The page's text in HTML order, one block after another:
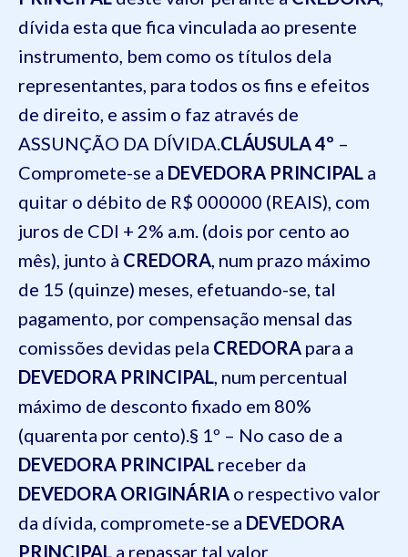
dívida esta que fica vinculada ao presente
instrumento, bem como os títulos dela
representantes, para todos os fins e efeitos
de direito, e assim o faz através de
ASSUNÇÃO DA DÍVIDA.CLÁUSULA 4º –
Compromete-se a DEVEDORA PRINCIPAL a
quitar o débito de R$ 000000 (REAIS), com
juros de CDI + 2% a.m. (dois por cento ao
mês), junto à CREDORA, num prazo máximo
de 15 (quinze) meses, efetuando-se, tal
pagamento, por compensação mensal das
comissões devidas pela CREDORA para a
DEVEDORA PRINCIPAL, num percentual
máximo de desconto fixado em 80%
(quarenta por cento).§ 1º – No caso de a
DEVEDORA PRINCIPAL receber da
DEVEDORA ORIGINÁRIA o respectivo valor
da dívida, compromete-se a DEVEDORA
PRINCIPAL a repassar tal valor,